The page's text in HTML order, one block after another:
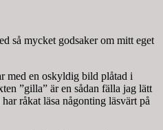
så mycket godsaker om mitt eget
med en oskyldig bild plåtad i
”gilla” är en sådan fälla jag lätt
råkat läsa någonting läsvärt på